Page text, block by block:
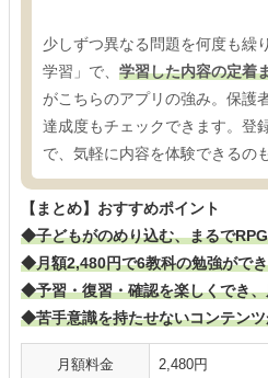
少しずつ異なる問題を何度も繰
学習」で、 学習した内容の定着
がこちらのアプリの強み。保護
達成度もチェックできます。登
で、気軽に内容を体験できるの
【まとめ】おすすめポイント
◆子どもがのめり込む、まるで
◆月額2,480円で6教科の勉強がで
◆予習・復習・確認を楽しくでき
◆苦手意識を持たせないコンテン
月額料金 2,480円